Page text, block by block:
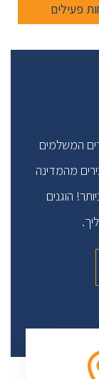
פעילים
המשלמים
מהמדינה
הוגנים